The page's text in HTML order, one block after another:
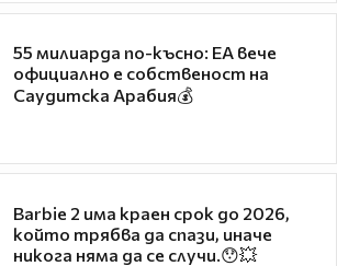
55 милиарда по-късно: EA вече
официално е собственост на
Саудитска Арабия💰
Barbie 2 има краен срок до 2026,
който трябва да спази, иначе
никога няма да се случи.😯💥